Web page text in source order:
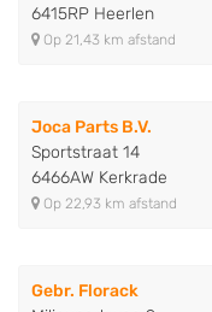
6415RP Heerlen
Op 21,43 km afstand
Joca Parts B.V.
Sportstraat 14
6466AW Kerkrade
Op 22,93 km afstand
Gebr. Florack